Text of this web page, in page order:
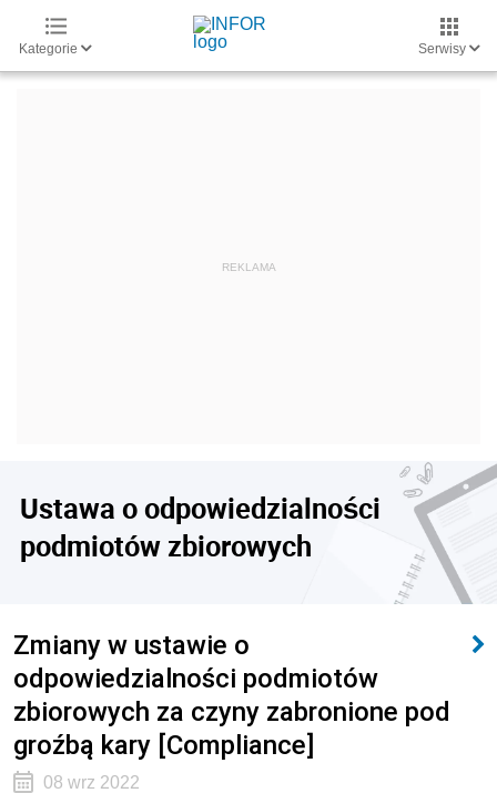
Kategorie Serwisy
Ustawa o odpowiedzialności
podmiotów zbiorowych
Zmiany w ustawie o
odpowiedzialności podmiotów
zbiorowych za czyny zabronione pod
groźbą kary [Compliance]
08 wrz 2022